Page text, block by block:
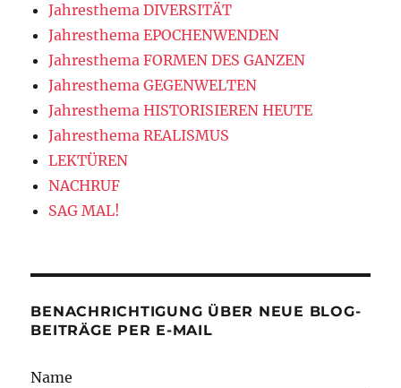
Jahresthema DIVERSITÄT
Jahresthema EPOCHENWENDEN
Jahresthema FORMEN DES GANZEN
Jahresthema GEGENWELTEN
Jahresthema HISTORISIEREN HEUTE
Jahresthema REALISMUS
LEKTÜREN
NACHRUF
SAG MAL!
BENACHRICHTIGUNG ÜBER NEUE BLOG-
BEITRÄGE PER E-MAIL
Name